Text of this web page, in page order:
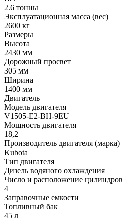
2.6 тонны
Эксплуатационная масса (вес)
2600 кг
Размеры
Высота
2430 мм
Дорожный просвет
305 мм
Ширина
1400 мм
Двигатель
Модель двигателя
V1505-E2-BH-9EU
Мощность двигателя
18,2
Производитель двигателя (марка)
Kubota
Тип двигателя
Дизель водяного охлаждения
Число и расположение цилиндров
4
Заправочные емкости
Топливный бак
45 л